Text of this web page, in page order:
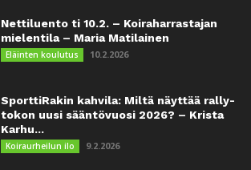
Nettiluento ti 10.2. – Koiraharrastajan
mielentila – Maria Matilainen
Eläinten koulutus 10.2.2026
SporttiRakin kahvila: Miltä näyttää rally-
tokon uusi sääntövuosi 2026? – Krista
Karhu...
Koiraurheilun ilo 9.2.2026